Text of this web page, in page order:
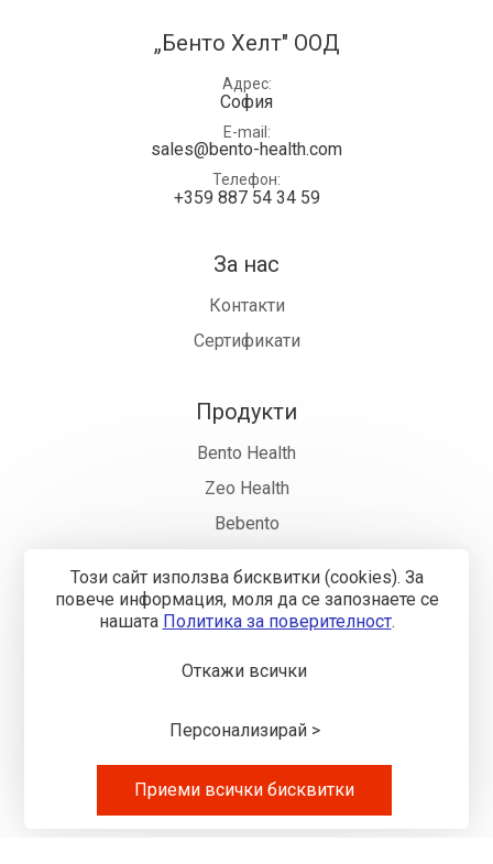
За нас
Контакти
Сертификати
Продукти
Bento Health
Zeo Health
Bebento
Къде да купя
„Бенто Хелт" ООД
Адрес
София
E-mail
sales@bento-health.com
Телефон
+359 887 54 34 59
© 2018—2026 „Бенто Хелт" ООД
Карта на сайта
Изработка на сайт върхуCreativiso® Xpress™
EUR = 1.95583 BGN
Този сайт използва бисквитки (cookies). За
повече информация, моля да се запознаете се
нашaтa Политика за поверителност.
Откажи всички
Персонализирай >
Приеми всички бисквитки